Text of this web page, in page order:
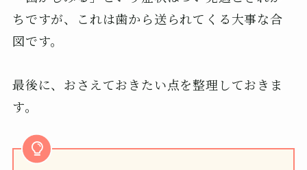
ちですが、これは歯から送られてくる大事な合
図です。
最後に、おさえておきたい点を整理しておきま
す。